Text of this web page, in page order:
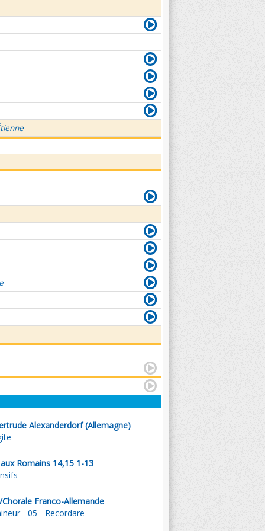
Alexanderdorf (Allemagne)
Romains 14,15 1-13
Franco-Allemande
- 05 - Recordare